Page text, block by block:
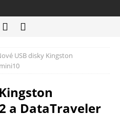
USB disky Kingston
a DataTraveler